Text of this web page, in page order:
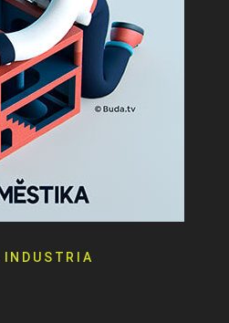
INDUSTRIA